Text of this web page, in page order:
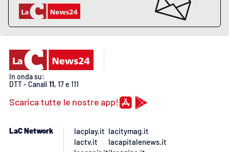
In onda su:
DTT - Canali 11, 17 e 111
Scarica tutte le nostre app!
LaC Network
lacplay.it
lactv.it
lacitymag.it
lacapitalenews.it